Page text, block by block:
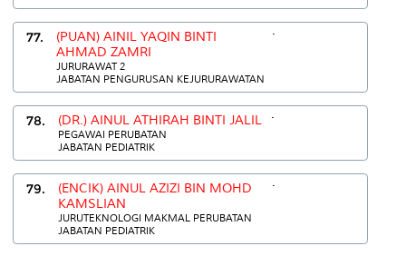
77.
(PUAN) AINIL YAQIN BINTI
AHMAD ZAMRI
JURURAWAT 2
JABATAN PENGURUSAN KEJURURAWATAN
.
78. (DR.) AINUL ATHIRAH BINTI JALIL
PEGAWAI PERUBATAN
JABATAN PEDIATRIK
.
79.
(ENCIK) AINUL AZIZI BIN MOHD
KAMSLIAN
JURUTEKNOLOGI MAKMAL PERUBATAN
JABATAN PEDIATRIK
.